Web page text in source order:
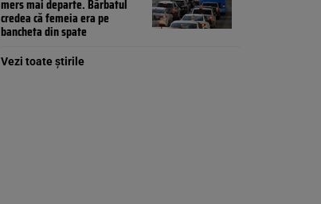
mers mai departe. Bărbatul
credea că femeia era pe
bancheta din spate
Vezi toate știrile